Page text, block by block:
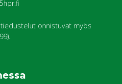
onnistuvat myös